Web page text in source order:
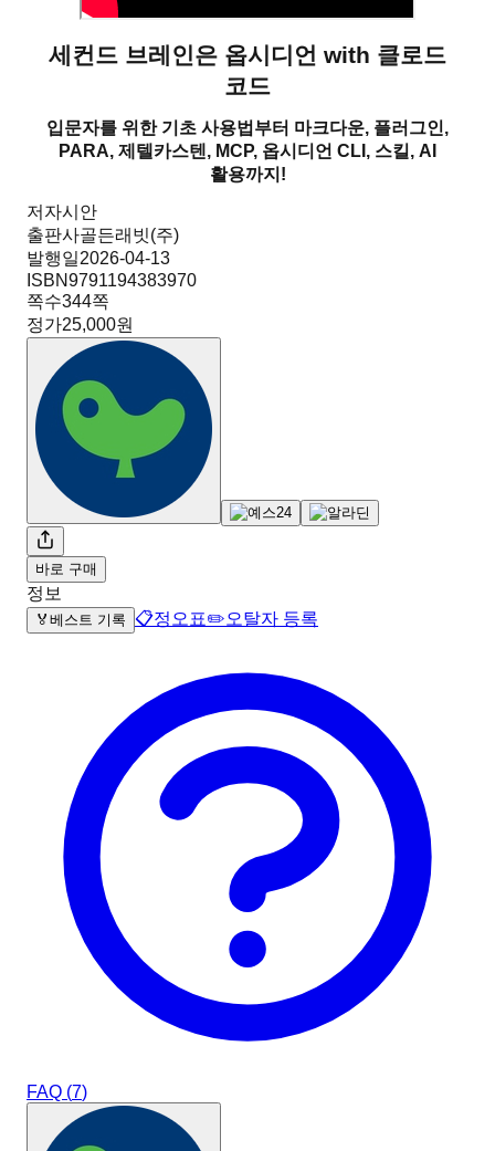
세컨드 브레인은 옵시디언 with 클로드
코드
입문자를 위한 기초 사용법부터 마크다운, 플러그인,
PARA, 제텔카스텐, MCP, 옵시디언 CLI, 스킬, AI
활용까지!
저자시안
출판사골든래빗(주)
발행일2026-04-13
ISBN9791194383970
쪽수344쪽
정가25,000원
바로 구매
정보
🏅 베스트 기록 📋정오표✏️오탈자 등록
FAQ (7)